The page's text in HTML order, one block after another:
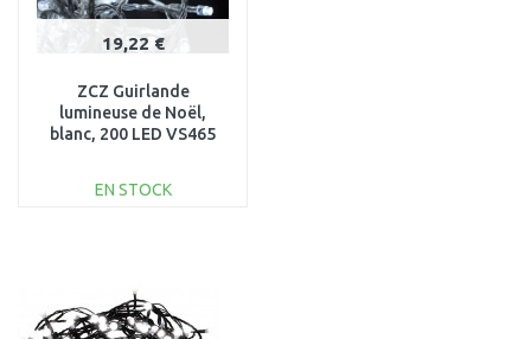
19,22 €
ZCZ Guirlande
lumineuse de Noël,
blanc, 200 LED VS465
EN STOCK